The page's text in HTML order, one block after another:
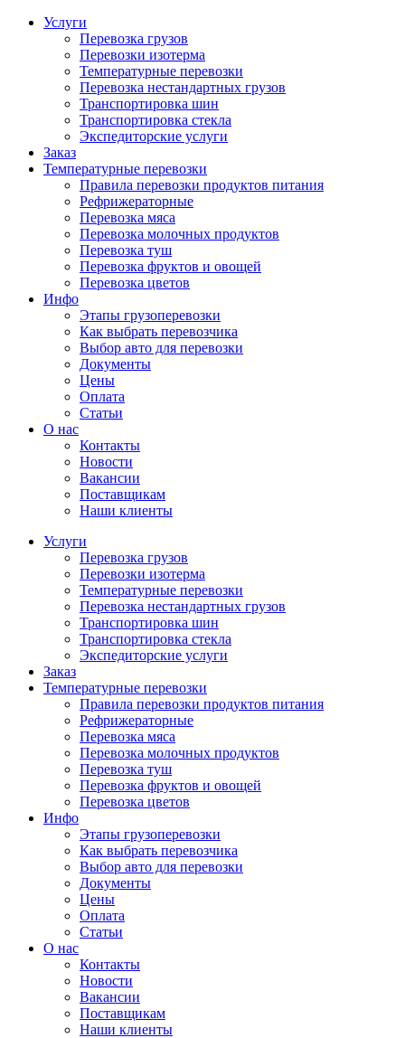
Услуги
Перевозка грузов
Перевозки изотерма
Температурные перевозки
Перевозка нестандартных грузов
Транспортировка шин
Транспортировка стекла
Экспедиторские услуги
Заказ
Температурные перевозки
Правила перевозки продуктов питания
Рефрижераторные
Перевозка мяса
Перевозка молочных продуктов
Перевозка туш
Перевозка фруктов и овощей
Перевозка цветов
Инфо
Этапы грузоперевозки
Как выбрать перевозчика
Выбор авто для перевозки
Документы
Цены
Оплата
Статьи
О нас
Контакты
Новости
Вакансии
Поставщикам
Наши клиенты
Услуги
Перевозка грузов
Перевозки изотерма
Температурные перевозки
Перевозка нестандартных грузов
Транспортировка шин
Транспортировка стекла
Экспедиторские услуги
Заказ
Температурные перевозки
Правила перевозки продуктов питания
Рефрижераторные
Перевозка мяса
Перевозка молочных продуктов
Перевозка туш
Перевозка фруктов и овощей
Перевозка цветов
Инфо
Этапы грузоперевозки
Как выбрать перевозчика
Выбор авто для перевозки
Документы
Цены
Оплата
Статьи
О нас
Контакты
Новости
Вакансии
Поставщикам
Наши клиенты